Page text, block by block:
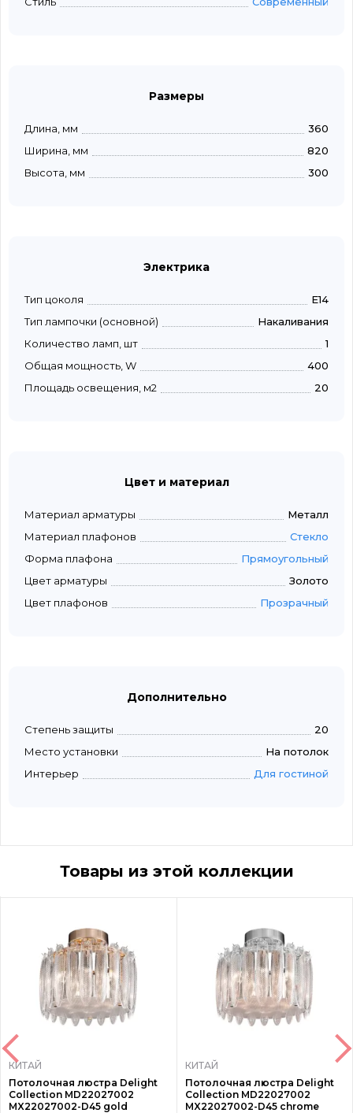
Размеры
Длина, мм
360
Ширина, мм
820
Высота, мм
300
Электрика
Тип цоколя
E14
Тип лампочки (основной)
Накаливания
Количество ламп, шт
1
Общая мощность, W
400
Площадь освещения, м2
20
Цвет и материал
Материал арматуры
Металл
Материал плафонов
Стекло
Форма плафона
Прямоугольный
Цвет арматуры
Золото
Цвет плафонов
Прозрачный
Дополнительно
Степень защиты
20
Место установки
На потолок
Интерьер
Для гостиной
Товары из этой коллекции
КИТАЙ
Потолочная люстра Delight
Collection MD22027002
MX22027002-D45 gold
КИТАЙ
Потолочная люстра Delight
Collection MD22027002
MX22027002-D45 chrome